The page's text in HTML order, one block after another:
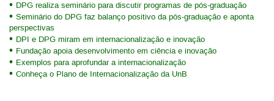
DPG realiza seminário para discutir programas de pós-graduação
Seminário do DPG faz balanço positivo da pós-graduação e aponta
perspectivas
DPI e DPG miram em internacionalização e inovação
Fundação apoia desenvolvimento em ciência e inovação
Exemplos para aprofundar a internacionalização
Conheça o Plano de Internacionalização da UnB